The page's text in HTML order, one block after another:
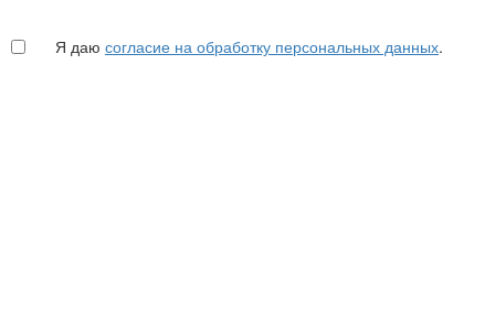
Я даю согласие на обработку персональных данных.